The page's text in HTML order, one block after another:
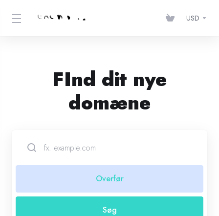
USD
FInd dit nye
domæne
Overfør
Søg